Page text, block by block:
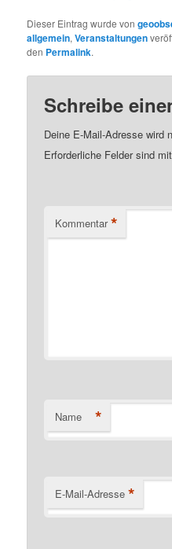
Dieser Eintrag wurde von
allgemein,Veranstaltungen
den Permalink.
Schreibe
Deine E-Mail-Adresse wird
Erforderliche Felder sind
Kommentar *
Name *
E-Mail-Adresse *